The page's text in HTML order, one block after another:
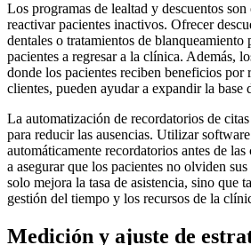
Los programas de lealtad y descuentos son
reactivar pacientes inactivos. Ofrecer
dentales o tratamientos de blanqueamiento
pacientes a regresar a la clínica. Además,
donde los pacientes reciben beneficios por
clientes, pueden ayudar a expandir la base
La automatización de recordatorios de
para reducir las ausencias. Utilizar
automáticamente recordatorios antes de
a asegurar que los pacientes no olviden
solo mejora la tasa de asistencia, sino que
gestión del tiempo y los recursos de la
Medición y ajuste de